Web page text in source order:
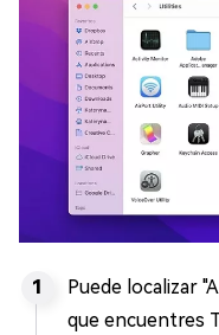
Puede localizar
que encuentres